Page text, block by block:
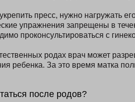
пресс, нужно нагружать
упражнения запрещены в
проконсультироваться с
родах врач может
ребенка. За это время матка
после родов?